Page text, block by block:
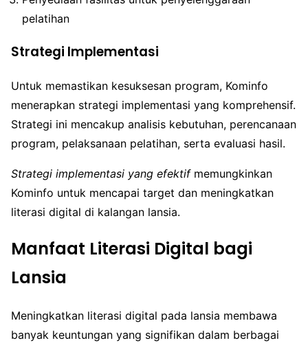
pelatihan
Strategi Implementasi
Untuk memastikan kesuksesan program, Kominfo
menerapkan strategi implementasi yang komprehensif.
Strategi ini mencakup analisis kebutuhan, perencanaan
program, pelaksanaan pelatihan, serta evaluasi hasil.
Strategi implementasi yang efektifmemungkinkan
Kominfo untuk mencapai target dan meningkatkan
literasi digital di kalangan lansia.
Manfaat Literasi Digital bagi
Lansia
Meningkatkan literasi digital pada lansia membawa
banyak keuntungan yang signifikan dalam berbagai